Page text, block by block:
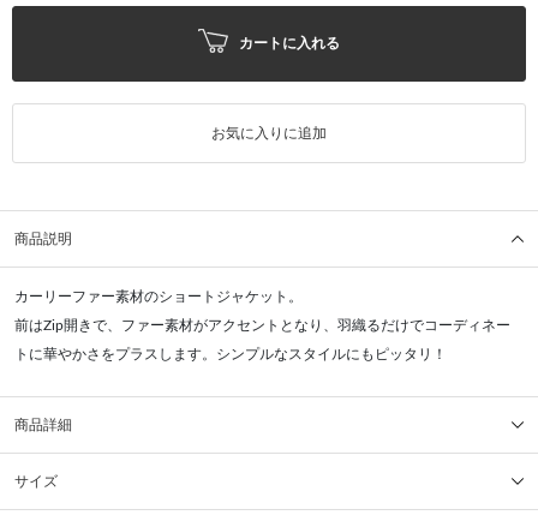
カートに入れる
お気に入りに追加
商品説明
カーリーファー素材のショートジャケット。
前はZip開きで、ファー素材がアクセントとなり、羽織るだけでコーディネー
トに華やかさをプラスします。シンプルなスタイルにもピッタリ！
商品詳細
サイズ